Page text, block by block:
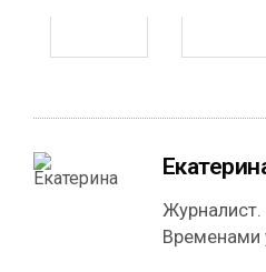
Журналист.
Временами